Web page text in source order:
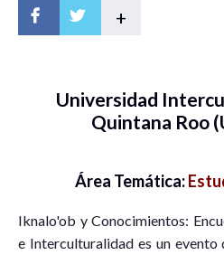
+
Universidad
Quintana Roo
Área Temática:
Iknalo'ob y Conocimientos:
e Interculturalidad es un